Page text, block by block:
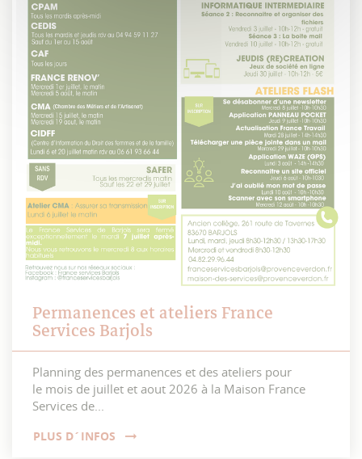
Permanences et ateliers France
Services Barjols
Planning des permanences et des ateliers pour
le mois de juillet et aout 2026 à la Maison France
Services de...
PLUS D´INFOS